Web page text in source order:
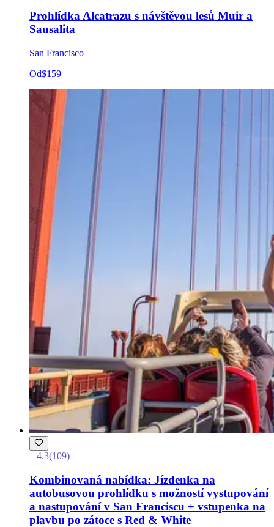
Prohlídka Alcatrazu s návštěvou lesů Muir a
Sausalita
San Francisco
Od$159
4.3(109)
Kombinovaná nabídka: Jízdenka na
autobusovou prohlídku s možností vystupování
a nastupování v San Franciscu + vstupenka na
plavbu po zátoce s Red & White